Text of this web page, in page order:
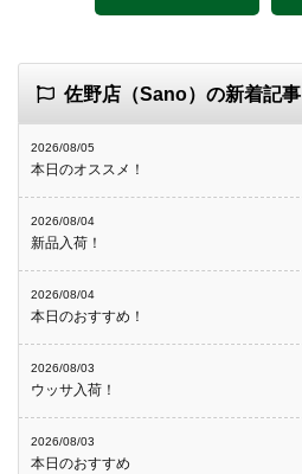
佐野店（Sano）の新着記事
2026/08/05
本日のオススメ！
2026/08/04
新品入荷！
2026/08/04
本日のおすすめ！
2026/08/03
ウッサ入荷！
2026/08/03
本日のおすすめ